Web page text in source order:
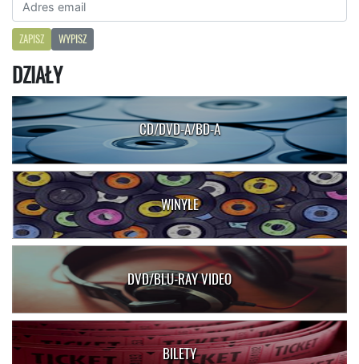
ZAPISZ WYPISZ
DZIAŁY
CD/DVD-A/BD-A
WINYLE
DVD/BLU-RAY VIDEO
BILETY